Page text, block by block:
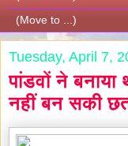
Tuesday, April 7,
पांडवों ने
नहीं बन सकी